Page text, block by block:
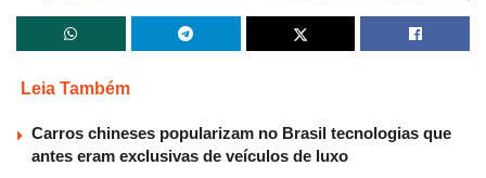
Leia Também
Carros chineses popularizam no Brasil tecnologias que
antes eram exclusivas de veículos de luxo